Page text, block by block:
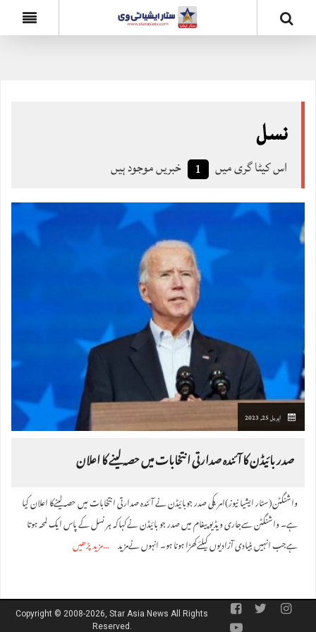
نسل
اس کیٹا گری میں 1 خبریں موجود ہیں
اپریل 25, 2023
صدر بائیڈن کا آئندہ صدارتی انتخابات میں حصہ لینے کا اعلان
واشنگٹن(سٹار ایشیا نیوز)امریکی صدر جوبائیڈن نے آئندہ صدارتی انتخابات میں حصہ لینےکا اعلان کیا
ہے۔ واشنگٹن سےجاری ویڈیو پیغام میں صدر جو بائیڈن نےکہاکہ ہر نسل کے پاس ایک لمحہ ہوتا
ہےجب انہیں بنیادی آزادیوں کیلئےکھڑا ہونا ہو۔ انہوں نےمزید مزید پڑھیں
Copyright © 2008-2026, Star Asia News All Rights
Reserved.